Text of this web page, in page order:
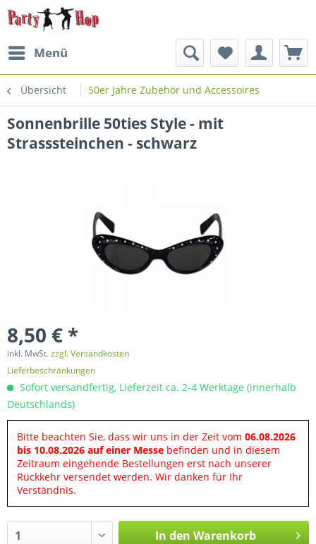
Menü
Übersicht 50er Jahre Zubehör und Accessoires
Sonnenbrille 50ties Style - mit
Strasssteinchen - schwarz
8,50 € *
inkl. MwSt.zzgl. Versandkosten
Lieferbeschränkungen
Sofort versandfertig, Lieferzeit ca. 2-4 Werktage (innerhalb
Deutschlands)
Bitte beachten Sie, dass wir uns in der Zeit vom 06.08.2026
bis 10.08.2026 auf einer Messe befinden und in diesem
Zeitraum eingehende Bestellungen erst nach unserer
Rückkehr versendet werden. Wir danken für Ihr
Verständnis.
In den Warenkorb